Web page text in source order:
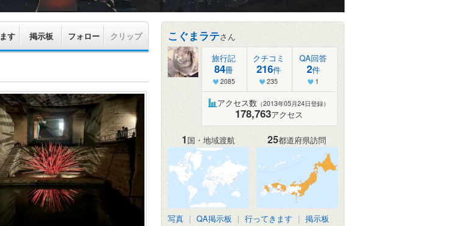
す 掲示板 フォロー クリップ こぐまラテさん
旅行記
84冊
2085
クチコミ
216件
235
QA回答
2件
1
アクセス数 （2013年05月24日登録）
178,763アクセス
1国・地域渡航 25都道府県訪問
写真 | QA掲示板 | 行ってきます | 掲示板